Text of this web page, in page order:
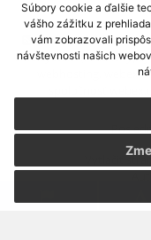
Súbory cookie a ďalšie
vášho zážitku z
vám zobrazovali
návštevnosti našich
využite možnosť
CMS systém (redakčný)
Vytlačiť